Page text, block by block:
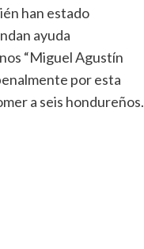
han estado
ayuda
“Miguel Agustín
por esta
a seis hondureños.